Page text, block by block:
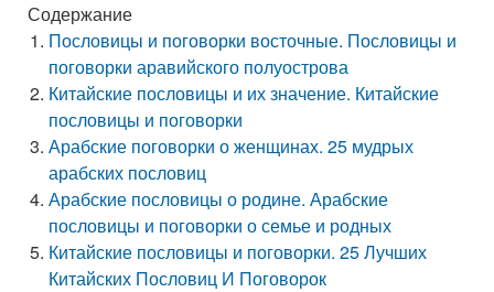
Содержание
Пословицы и поговорки восточные. Пословицы и
поговорки аравийского полуострова
Китайские пословицы и их значение. Китайские
пословицы и поговорки
Арабские поговорки о женщинах. 25 мудрых
арабских пословиц
Арабские пословицы о родине. Арабские
пословицы и поговорки о семье и родных
Китайские пословицы и поговорки. 25 Лучших
Китайских Пословиц И Поговорок